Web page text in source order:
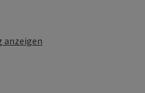
anzeigen